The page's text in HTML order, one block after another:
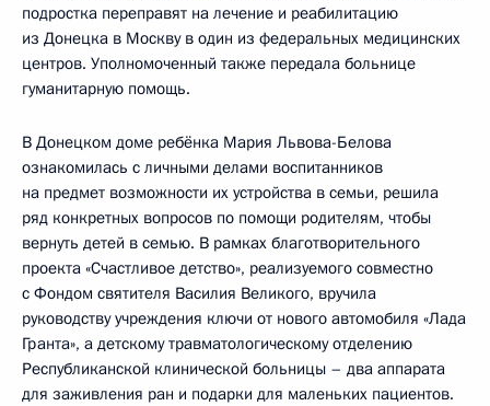
подростка переправят на лечение и реабилитацию
из Донецка в Москву в один из федеральных медицинских
центров. Уполномоченный также передала больнице
гуманитарную помощь.
В Донецком доме ребёнка Мария Львова-Белова
ознакомилась с личными делами воспитанников
на предмет возможности их устройства в семьи, решила
ряд конкретных вопросов по помощи родителям, чтобы
вернуть детей в семью. В рамках благотворительного
проекта «Счастливое детство», реализуемого совместно
с Фондом святителя Василия Великого, вручила
руководству учреждения ключи от нового автомобиля «Лада
Гранта», а детскому травматологическому отделению
Республиканской клинической больницы – два аппарата
для заживления ран и подарки для маленьких пациентов.